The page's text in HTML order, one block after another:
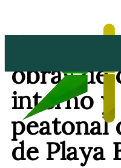
obras de
interno y
peatonal
de Playa